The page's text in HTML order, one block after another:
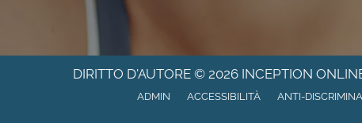
DIRITTO D'AUTORE © 2026 INCEPTION
ADMIN ACCESSIBILITÀ ANTI-